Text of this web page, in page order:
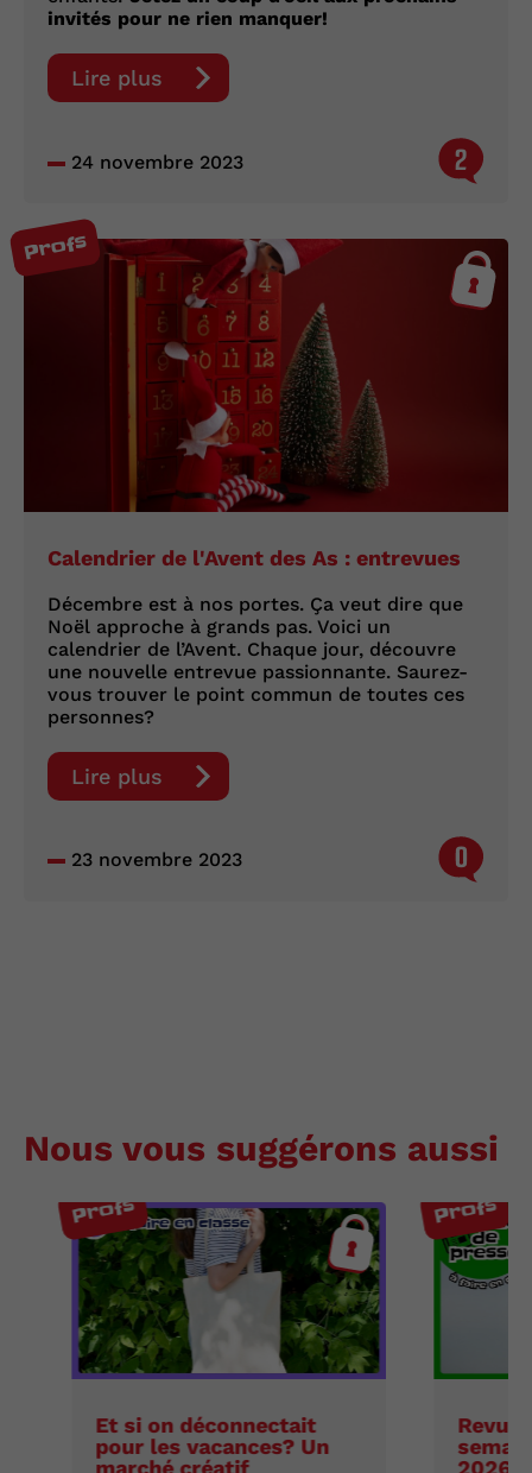
invités pour ne rien manquer!
Lire plus
24 novembre 2023 2
Profs
Calendrier de l'Avent des As : entrevues
Décembre est à nos portes. Ça veut dire que
Noël approche à grands pas. Voici un
calendrier de l’Avent. Chaque jour, découvre
une nouvelle entrevue passionnante. Saurez-
vous trouver le point commun de toutes ces
personnes?
Lire plus
23 novembre 2023 0
Nous vous suggérons aussi
Profs
Et si on déconnectait
pour les vacances? Un
marché créatif
Profs
Revue
2026